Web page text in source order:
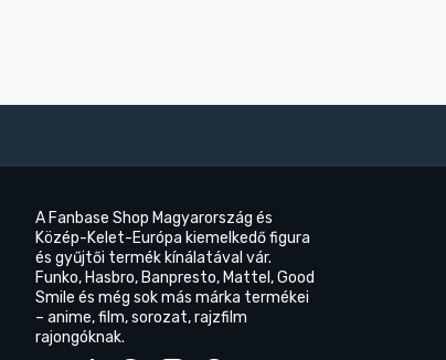
A Fanbase Shop Magyarország és
Közép-Kelet-Európa kiemelkedő figura
és gyűjtői termék kínálatával vár.
Funko, Hasbro, Banpresto, Mattel, Good
Smile és még sok más márka termékei
– anime, film, sorozat, rajzfilm
rajongóknak.